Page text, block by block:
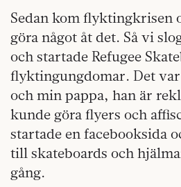
Sedan kom flyktingkrisen
göra något åt det. Så vi
och startade Refugee
flyktingungdomar. Det
och min pappa, han är
kunde göra flyers och
startade en facebooksida
till skateboards och
gång.